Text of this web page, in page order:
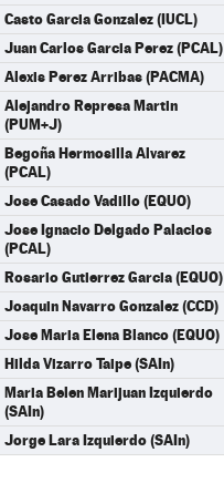
Casto Garcia Gonzalez (IUCL)
Juan Carlos Garcia Perez (PCAL)
Alexis Perez Arribas (PACMA)
Alejandro Represa Martin
(PUM+J)
Begoña Hermosilla Alvarez
(PCAL)
Jose Casado Vadillo (EQUO)
Jose Ignacio Delgado Palacios
(PCAL)
Rosario Gutierrez Garcia (EQUO)
Joaquin Navarro Gonzalez (CCD)
Jose Maria Elena Blanco (EQUO)
Hilda Vizarro Taipe (SAIn)
Maria Belen Marijuan Izquierdo
(SAIn)
Jorge Lara Izquierdo (SAIn)